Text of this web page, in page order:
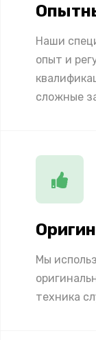
Наши
опыт и
сложные
Мы
техника